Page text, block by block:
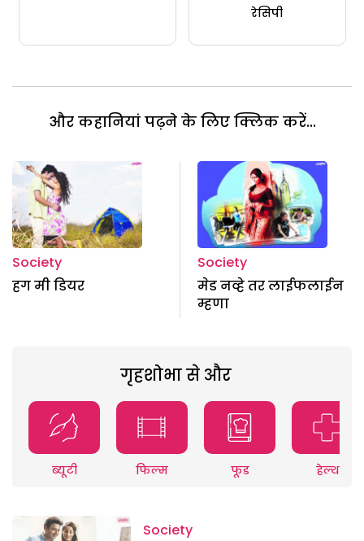
रेसिपी
और कहानियां पढ़ने के लिए क्लिक करें...
Society
हग मी डियर
Society
मेड नव्हे तर लाईफलाईन
म्हणा
गृहशोभा से और
ब्यूटी फिल्म फूड हेल्थ
Society